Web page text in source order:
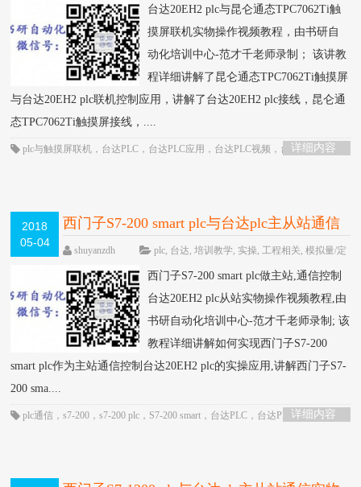
关闭评论
台达20EH2 plc与昆仑通态TPC7062Ti触
摸屏联机实物操作视频教程，由书研自
动化培训中心-范才千老师录制； 该讲教
程详细讲解了昆仑通态TPC7062Ti触摸屏
与台达20EH2 plc联机控制应用，讲解了台达20EH2 plc接线，昆仑通
态TPC7062Ti触摸屏接线，....
详细内容
plc与触摸屏联机 ， 台达PLC ， 台达PLC应用 ， 台达PLC视频 ， 台达plc通信，
2018
05-04
西门子S7-200 smart plc与台达plc主从站通信
实物操作视频教程-书研自动化培训中心制作
HOT
shuyanzdh plc, 台达,培训教学, 实操,工程相关,模拟量/定
已关闭评论
西门子S7-200 smart plc做主站,通信控制
台达20EH2 plc从站实物操作视频教程,由
书研自动化培训中心-范才千老师录制; 该
教程详细讲解如何实现西门子S7-200
smart plc作为主站通信控制台达20EH2 plc的实操应用,讲解西门子S7-
200 sma....
详细内容
plc通信 ，s7-200 ，s7-200 plc ， S7-200 smart ， 台达PLC ， 台达PLC应用 ， 台